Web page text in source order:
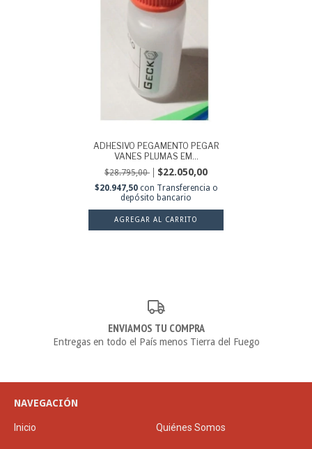
ADHESIVO PEGAMENTO PEGAR
VANES PLUMAS EM...
$28.795,00 $22.050,00
$20.947,50 con Transferencia o
depósito bancario
ENVIAMOS TU COMPRA
Entregas en todo el País menos Tierra del Fuego
NAVEGACIÓN
Inicio Quiénes Somos